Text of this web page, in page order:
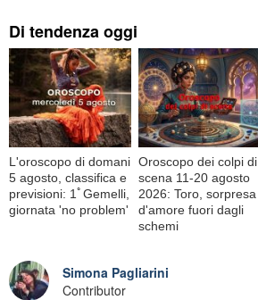
Di tendenza oggi
L'oroscopo di domani
5 agosto, classifica e
previsioni: 1ﾟGemelli,
giornata 'no problem'
Oroscopo dei colpi di
scena 11-20 agosto
2026: Toro, sorpresa
d'amore fuori dagli
schemi
Simona Pagliarini
Contributor